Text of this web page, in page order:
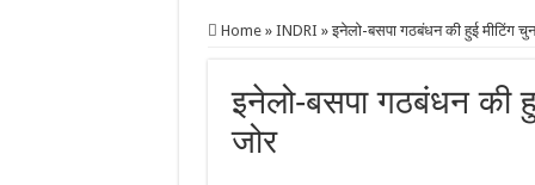
हवा में 171 फीट के रॉकेट को
Actor Pradeep Rawat
Home » INDRI » इनेलो-बसपा गठबंधन की हुई मीटिंग
इनेलो-बसपा गठबंधन की
जोर